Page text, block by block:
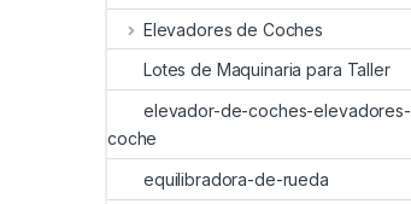
Elevadores de Coches
Lotes de Maquinaria para Taller
elevador-de-coches-elevadores-
coche
equilibradora-de-rueda